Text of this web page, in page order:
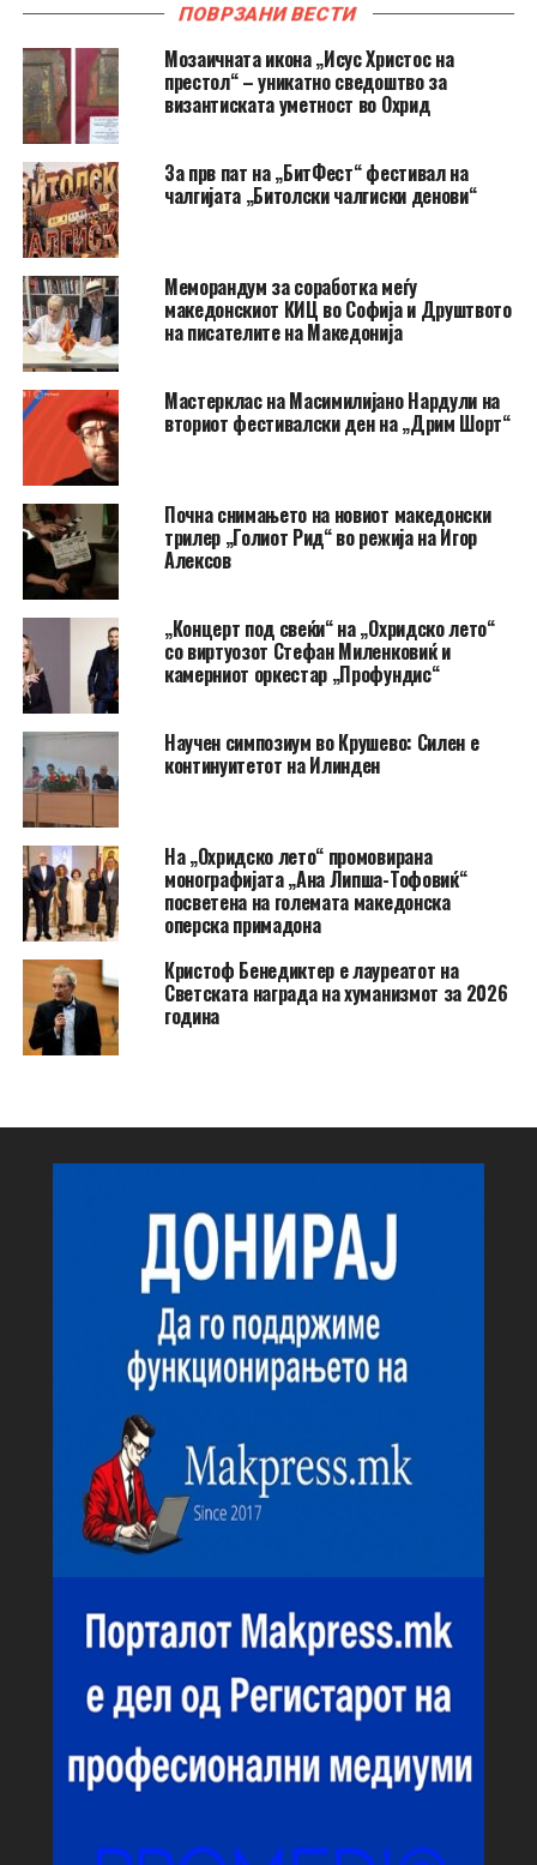
ПОВРЗАНИ ВЕСТИ
Мозаичната икона „Исус Христос на
престол“ – уникатно сведоштво за
византиската уметност во Охрид
За прв пат на „БитФест“ фестивал на
чалгијата „Битолски чалгиски денови“
Меморандум за соработка меѓу
македонскиот КИЦ во Софија и Друштвото
на писателите на Македонија
Мастерклас на Масимилијано Нардули на
вториот фестивалски ден на „Дрим Шорт“
Почна снимањето на новиот македонски
трилер „Голиот Рид“ во режија на Игор
Алексов
„Концерт под свеќи“ на „Охридско лето“
со виртуозот Стефан Миленковиќ и
камерниот оркестар „Профундис“
Научен симпозиум во Крушево: Силен е
континуитетот на Илинден
На „Охридско лето“ промовирана
монографијата „Ана Липша-Тофовиќ“
посветена на големата македонска
оперска примадона
Кристоф Бенедиктер е лауреатот на
Светската награда на хуманизмот за 2026
година